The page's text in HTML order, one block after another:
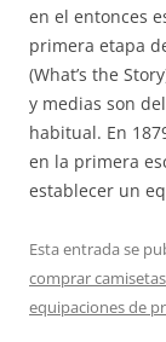
en el entonces
primera etapa
(What’s the
y medias son
habitual. En
en la primera
establecer un
Esta entrada se
comprar
equipaciones de